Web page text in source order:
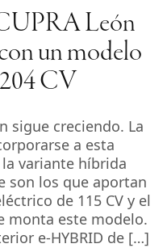
León
un modelo
CV
sigue creciendo. La
a esta
variante híbrida
son los que aportan
de 115 CV y el
monta este modelo.
e-HYBRID de […]